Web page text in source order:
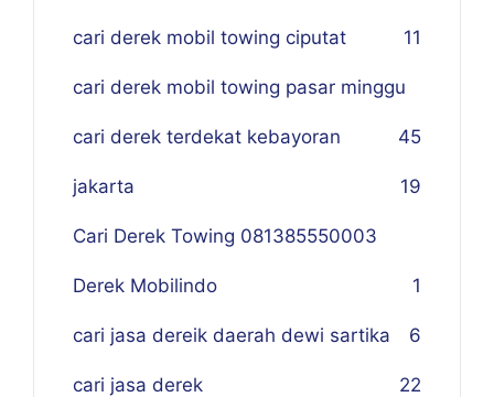
cari derek mobil towing ciputat 11
cari derek mobil towing pasar minggu
45
cari derek terdekat kebayoran
jakarta 19
Cari Derek Towing 081385550003
Derek Mobilindo 1
cari jasa dereik daerah dewi sartika 6
cari jasa derek 22